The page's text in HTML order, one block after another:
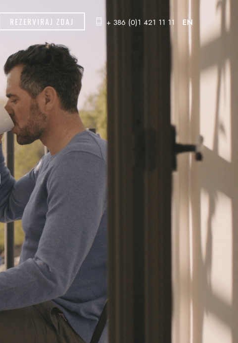
REZERVIRAJ ZDAJ + 386 (0)1 421 11 11 EN